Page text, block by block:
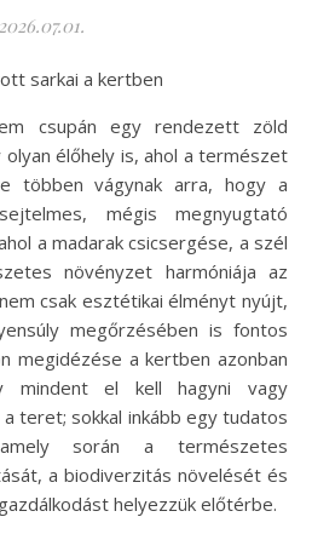
2026.07.01.
sarkai a kertben
csupán egy rendezett zöld
élőhely is, ahol a természet
többen vágynak arra, hogy a
mégis megnyugtató
a madarak csicsergése, a szél
növényzet harmóniája az
csak esztétikai élményt nyújt,
megőrzésében is fontos
megidézése a kertben azonban
mindent el kell hagyni vagy
teret; sokkal inkább egy tudatos
során a természetes
a biodiverzitás növelését és
helyezzük előtérbe.